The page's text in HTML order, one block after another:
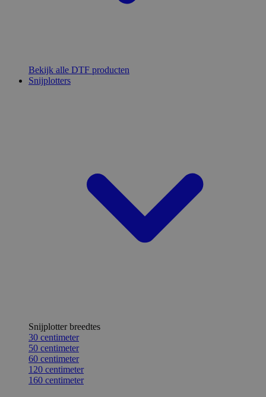
Bekijk alle DTF producten
Snijplotters
Snijplotter breedtes
30 centimeter
50 centimeter
60 centimeter
120 centimeter
160 centimeter